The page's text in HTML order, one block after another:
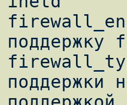
поддержки